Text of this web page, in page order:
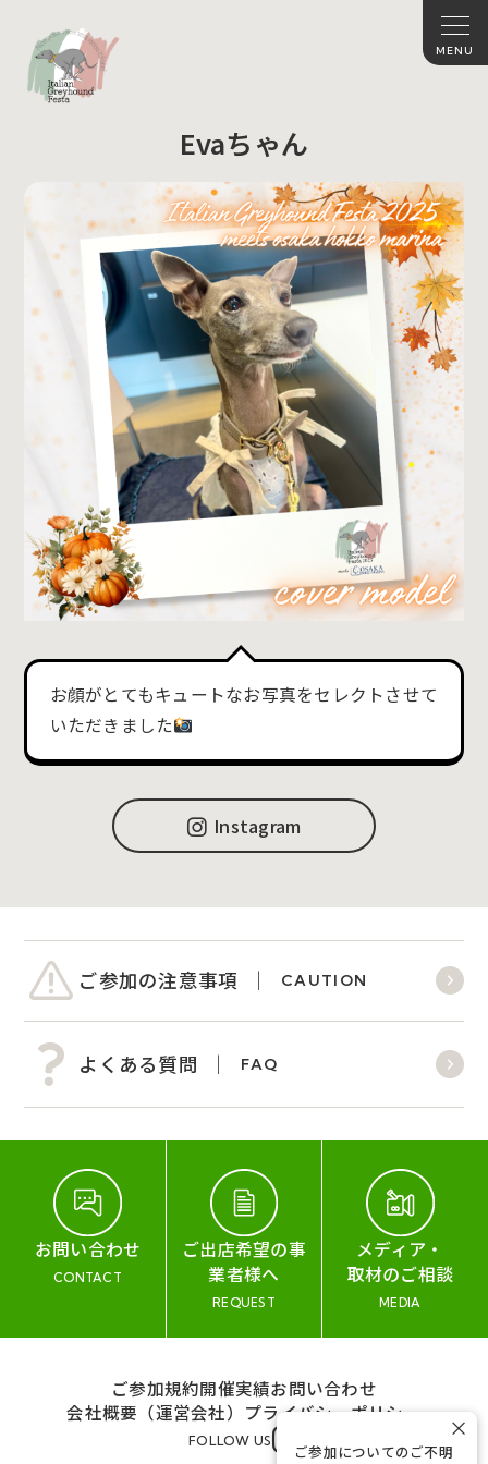
Evaちゃん
お顔がとてもキュートなお写真をセレクトさせて
いただきました
Instagram
ご参加の注意事項 CAUTION
よくある質問 FAQ
お問い合わせ
CONTACT
ご出店希望の事
業者様へ
REQUEST
メディア・
取材のご相談
MEDIA
ご参加規約開催実績お問い合わせ
会社概要（運営会社） プライバシーポリシー
FOLLOW US
ご参加についてのご不明
×